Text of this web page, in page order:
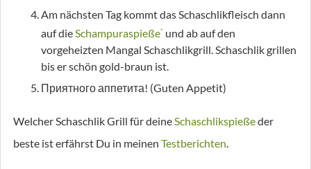
Am nächsten Tag kommt das Schaschlikfleisch dann
auf dieSchampuraspieße* und ab auf den
vorgeheizten Mangal Schaschlikgrill. Schaschlik grillen
bis er schön gold-braun ist.
Приятного аппетита! (Guten Appetit)
Welcher Schaschlik Grill für deineSchaschlikspießeder
beste ist erfährst Du in meinen Testberichten.